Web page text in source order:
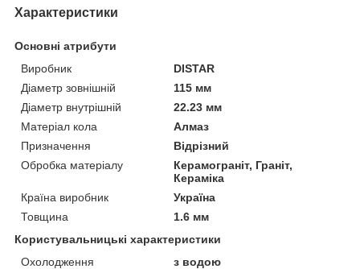
Характеристики
Основні атрибути
Виробник
DISTAR
Діаметр зовнішній
115 мм
Діаметр внутрішній
22.23 мм
Матеріал кола
Алмаз
Призначення
Відрізний
Обробка матеріалу
Керамограніт, Граніт,
Кераміка
Країна виробник
Україна
Товщина
1.6 мм
Користувальницькі характеристики
Охолодження
з водою